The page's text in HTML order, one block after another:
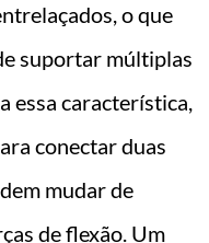
o que
suportar múltiplas
essa característica,
conectar duas
mudar de
de flexão. Um